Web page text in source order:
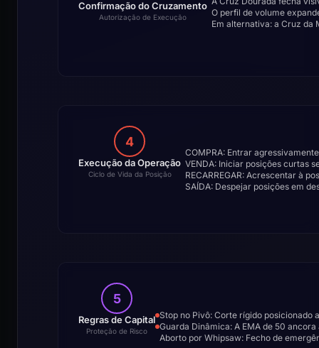
Confirmação do Cruzamento
Autorização de Execução
O perfil de volume
Em alternativa: a Cruz da
4
Execução da Operação
Ciclo de Vida da Posição
COMPRA: Entrar
VENDA: Iniciar posições curtas
RECARREGAR: Acrescentar à
SAÍDA: Despejar posições em
5
Regras de Capital
Proteção de Risco
Stop no Pivô: Corte rígido posicionado
Guarda Dinâmica: A EMA de 50
Aborto por Whipsaw: Fecho de